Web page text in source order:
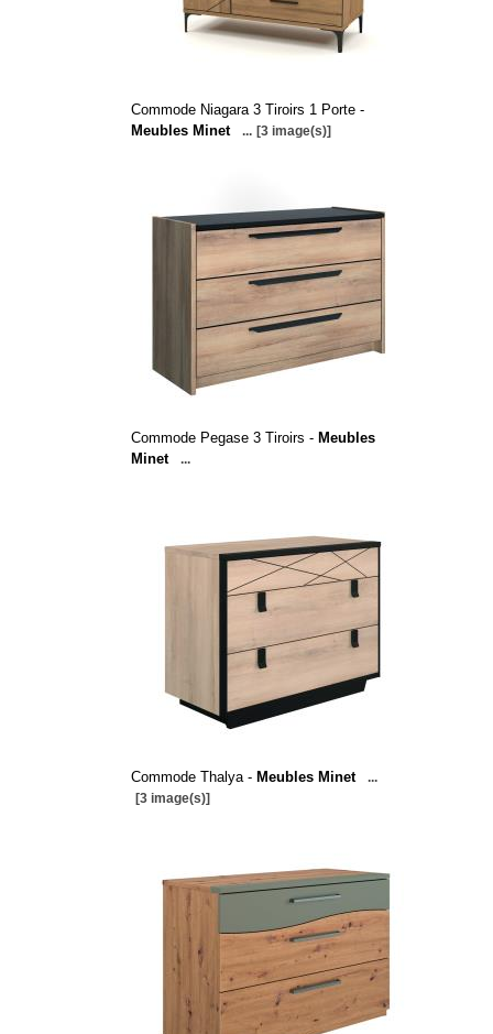
Commode Niagara 3 Tiroirs 1 Porte -
Meubles Minet
... [3 image(s)]
Commode Pegase 3 Tiroirs - Meubles
Minet
...
Commode Thalya - Meubles Minet
...
[3 image(s)]